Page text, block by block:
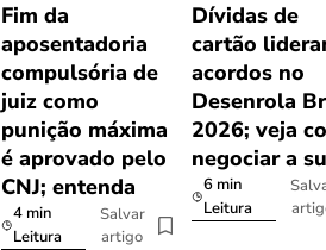
Fim da
aposentadoria
compulsória de
juiz como
punição máxima
é aprovado pelo
CNJ; entenda
4 min
Leitura
Salvar
artigo
Dívidas de
cartão
acordos no
Desenrola
2026; veja
negociar a
6 min
Leitura